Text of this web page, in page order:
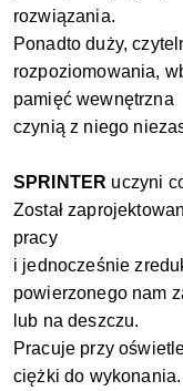
rozwiązania.
Ponadto duży,
rozpoziomowania,
pamięć wewnętrzna
czynią z niego
SPRINTER uczyni
Został
pracy
i jednocześnie
powierzonego nam
lub na deszczu.
Pracuje przy
ciężki do